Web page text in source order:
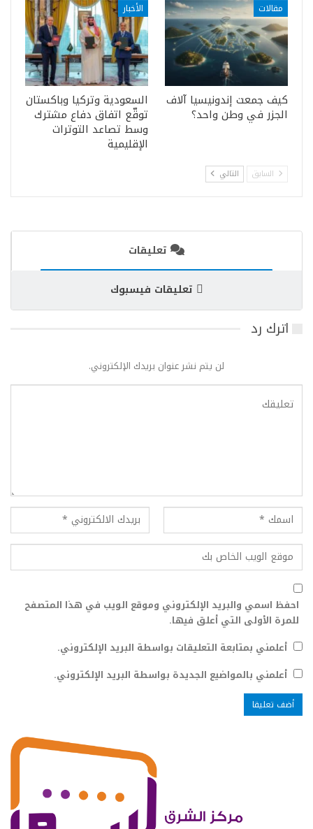
مقالات
كيف جمعت إندونيسيا آلاف
الجزر في وطن واحد؟
الأخبار
السعودية وتركيا وباكستان
توقّع اتفاق دفاع مشترك
وسط تصاعد التوترات
الإقليمية
السابق التالي
تعليقات
تعليقات فيسبوك
اترك رد
لن يتم نشر عنوان بريدك الإلكتروني.
احفظ اسمي والبريد الإلكتروني وموقع الويب في هذا المتصفح
للمرة الأولى التي أعلق فيها.
أعلمني بمتابعة التعليقات بواسطة البريد الإلكتروني.
أعلمني بالمواضيع الجديدة بواسطة البريد الإلكتروني.